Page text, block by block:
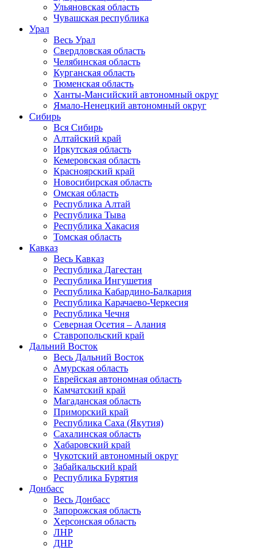
Ульяновская область
Чувашская республика
Урал
Весь Урал
Свердловская область
Челябинская область
Курганская область
Тюменская область
Ханты-Мансийский автономный округ
Ямало-Ненецкий автономный округ
Сибирь
Вся Сибирь
Алтайский край
Иркутская область
Кемеровская область
Красноярский край
Новосибирская область
Омская область
Республика Алтай
Республика Тыва
Республика Хакасия
Томская область
Кавказ
Весь Кавказ
Республика Дагестан
Республика Ингушетия
Республика Кабардино-Балкария
Республика Карачаево-Черкесия
Республика Чечня
Северная Осетия – Алания
Ставропольский край
Дальний Восток
Весь Дальний Восток
Амурская область
Еврейская автономная область
Камчатский край
Магаданская область
Приморский край
Республика Саха (Якутия)
Сахалинская область
Хабаровский край
Чукотский автономный округ
Забайкальский край
Республика Бурятия
Донбасс
Весь Донбасс
Запорожская область
Херсонская область
ЛНР
ДНР